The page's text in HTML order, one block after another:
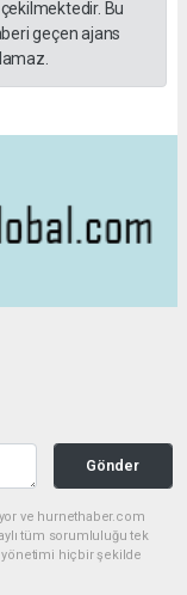
Bu
geçen ajans
Gönder
ve hurnethaber.com
tüm sorumluluğu tek
yönetimi hiçbir şekilde